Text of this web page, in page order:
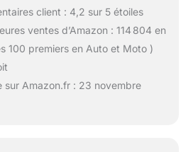
client : 4,2 sur 5 étoiles
ventes d’Amazon : 114 804 en
100 premiers en Auto et Moto )
sur Amazon.fr : 23 novembre